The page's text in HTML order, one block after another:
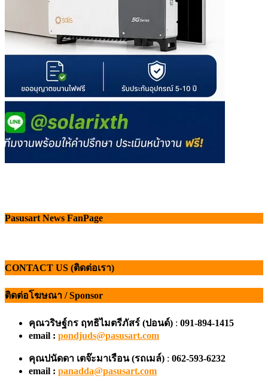
Pasusart News FanPage
CONTACT US (ติดต่อเรา)
ติดต่อโฆษณา / Sponsor
คุณวริษฐ์กร ฤทธิไมตรีภัสร์ (ปอนด์) : 091-894-1415
email : pondjuds@pasusart.com
คุณปนัดดา เตจ๊ะมาเรือน (รถเมล์) : 062-593-6232
email : panadda@pasusart.com